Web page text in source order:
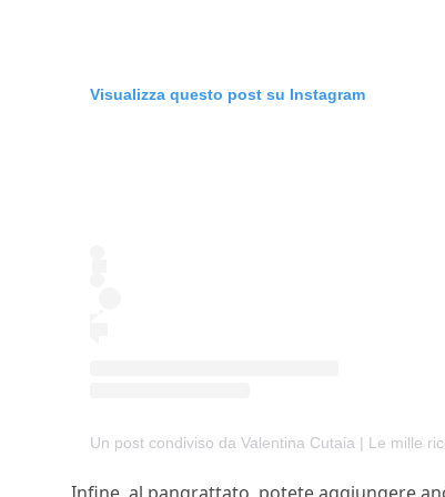
Visualizza questo post su Instagram
Un post condiviso da Valentina Cutaia | Le mille